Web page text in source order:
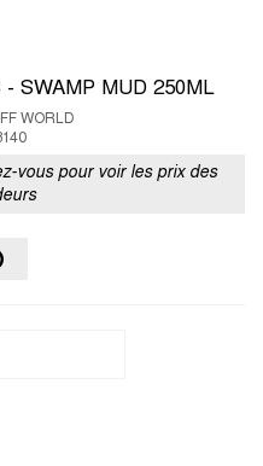
SWAMP MUD 250ML
WORLD
vous pour voir les prix des